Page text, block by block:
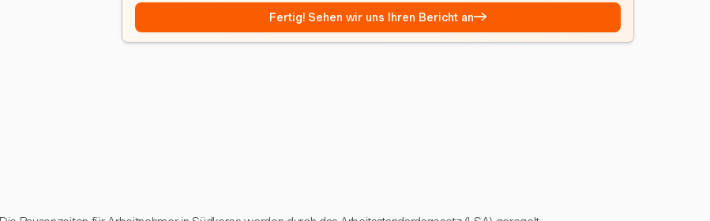
Fertig! Sehen wir uns Ihren Bericht an→